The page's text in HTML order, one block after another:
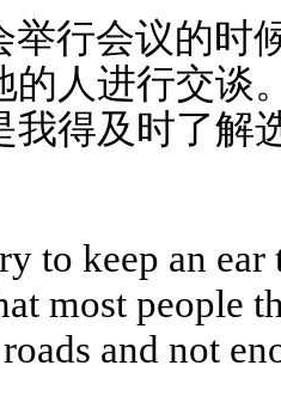
举行会议的时
的人进行交谈
我得及时了解
to keep an
most people
and not